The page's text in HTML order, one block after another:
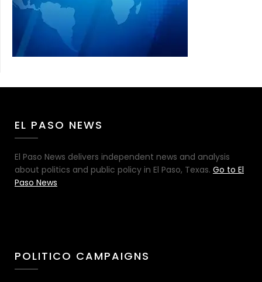
EL PASO NEWS
El Paso News delivers independent news and analysis
about politics and public policy in El Paso, Texas. Go to El
Paso News
POLITICO CAMPAIGNS